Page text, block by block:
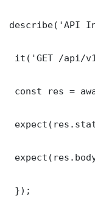
describe('API
it('GET /api/
const res =
});